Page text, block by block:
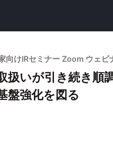
向けIRセミナー Zoom ウェビ
扱いが引き続き
盤強化を図る